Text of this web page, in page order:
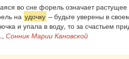
во сне форель означает растущее
на удочку – будьте уверены в
и упала в воду, то за счастьем
Сонник Марии Кановской